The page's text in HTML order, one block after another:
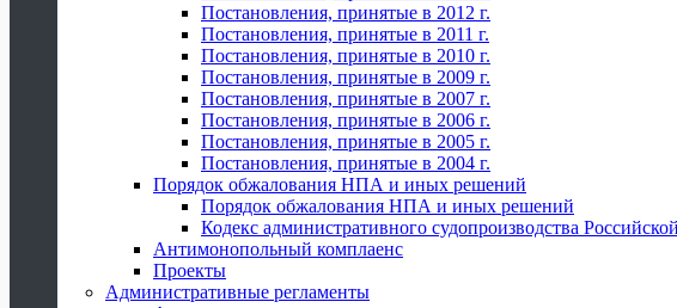
Постановления, принятые в 2012 г.
Постановления, принятые в 2011 г.
Постановления, принятые в 2010 г.
Постановления, принятые в 2009 г.
Постановления, принятые в 2007 г.
Постановления, принятые в 2006 г.
Постановления, принятые в 2005 г.
Постановления, принятые в 2004 г.
Порядок обжалования НПА и иных решений
Порядок обжалования НПА и иных решений
Кодекс административного судопроизводства
Антимонопольный комплаенс
Проекты
Административные регламенты